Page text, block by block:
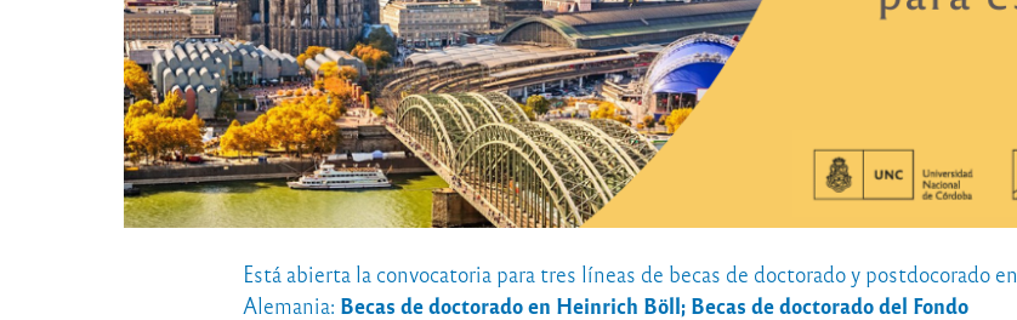
Está abierta la convocatoria para tres líneas de becas de doctorado y postdocorado en
Alemania: Becas de doctorado en Heinrich Böll; Becas de doctorado del Fondo